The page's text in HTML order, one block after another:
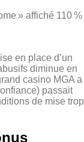
» affiché 110 %
en place d’un
diminue en
casino MGA a
passait
de mise trop